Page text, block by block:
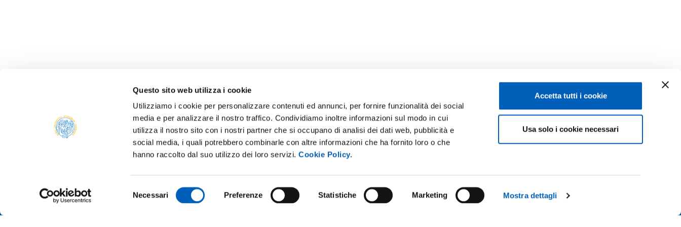
Questo sito web utilizza i cookie
Utilizziamo i cookie per personalizzare contenuti ed annunci, per fornire funzionalità dei social
media e per analizzare il nostro traffico. Condividiamo inoltre informazioni sul modo in cui
utilizza il nostro sito con i nostri partner che si occupano di analisi dei dati web, pubblicità e
social media, i quali potrebbero combinarle con altre informazioni che ha fornito loro o che
hanno raccolto dal suo utilizzo dei loro servizi.Cookie Policy.
del
Necessari Preferenze Statistiche Marketing Mostra dettagli
Accetta tutti i cookie
Usa solo i cookie necessari
CONTACT US
Via Università, 12 - I 43121 Parma
ONLINE NOTICE BOARD
PARMA
TRANSPARENT ADMINISTRATION
SUPPORT THE UNIVERSITY
Facebook Linkedin